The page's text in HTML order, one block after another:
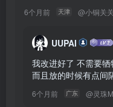
6个月前 天津 @小铜关关
UUPAI
我改进好了 不需要
而且放的时候有点间
6个月前 广东 @灵珠